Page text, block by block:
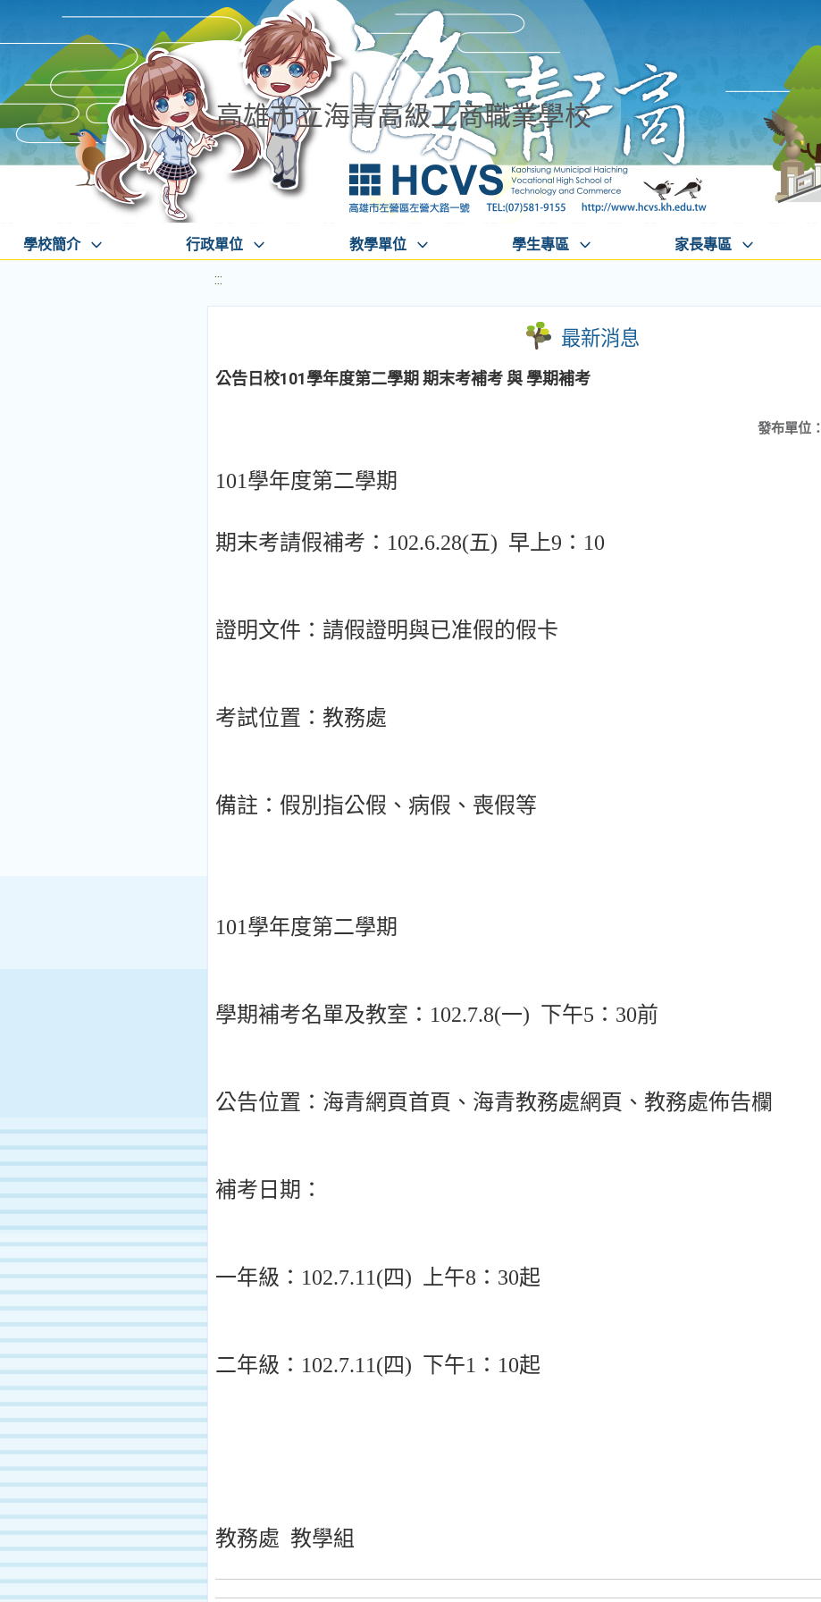
高雄市立海青高級工商職業學校
學校簡介 行政單位 教學單位 學生專區 家長專區
:::
最新消息
公告日校101學年度第二學期 期末考補考 與 學期補考
發布單位：
101學年度第二學期
期末考請假補考：102.6.28(五) 早上9：10
證明文件：請假證明與已准假的假卡
考試位置：教務處
備註：假別指公假、病假、喪假等
101學年度第二學期
學期補考名單及教室：102.7.8(一) 下午5：30前
公告位置：海青網頁首頁、海青教務處網頁、教務處佈告欄
補考日期：
一年級：102.7.11(四) 上午8：30起
二年級：102.7.11(四) 下午1：10起
教務處 教學組